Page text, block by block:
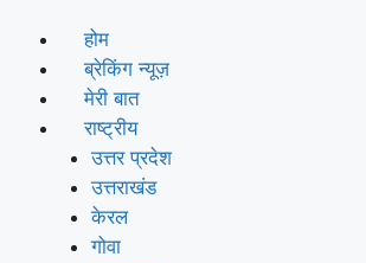
होम
ब्रेकिंग न्यूज़
मेरी बात
राष्ट्रीय
उत्तर प्रदेश
उत्तराखंड
केरल
गोवा